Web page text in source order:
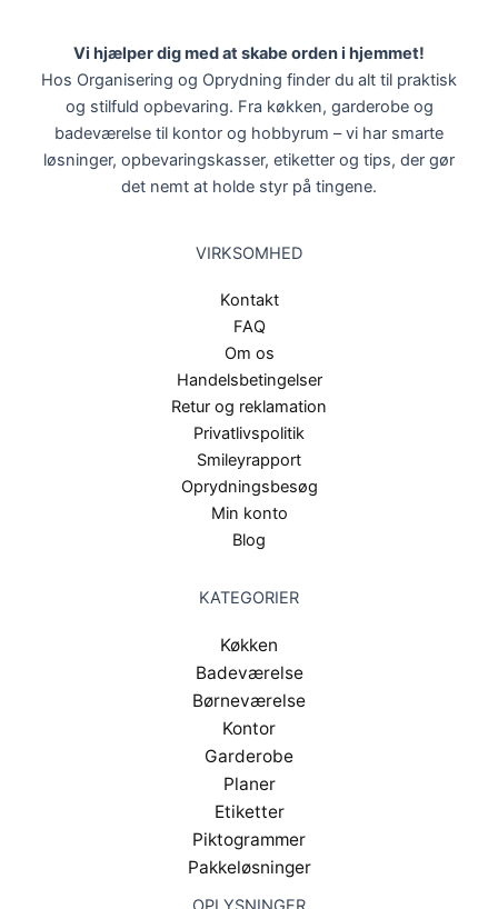
Vi hjælper dig med at skabe orden i hjemmet!
Hos Organisering og Oprydning finder du alt til praktisk
og stilfuld opbevaring. Fra køkken, garderobe og
badeværelse til kontor og hobbyrum – vi har smarte
løsninger, opbevaringskasser, etiketter og tips, der gør
det nemt at holde styr på tingene.
VIRKSOMHED
Kontakt
FAQ
Om os
Handelsbetingelser
Retur og reklamation
Privatlivspolitik
Smileyrapport
Oprydningsbesøg
Min konto
Blog
KATEGORIER
Køkken
Badeværelse
Børneværelse
Kontor
Garderobe
Planer
Etiketter
Piktogrammer
Pakkeløsninger